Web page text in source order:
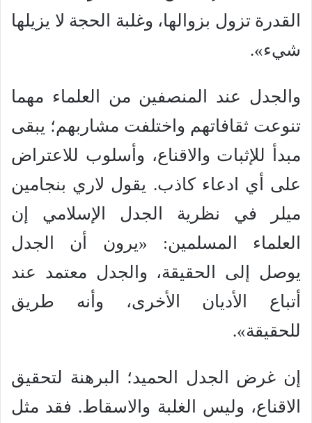
القدرة تزول بزوالها، وغلبة الحجة لا يزيلها
شيء».
والجدل عند المنصفين من العلماء مهما
تنوعت ثقافاتهم واختلفت مشاربهم؛ يبقى
مبدأ للإثبات والاقناع، وأسلوب للاعتراض
على أي ادعاء كاذب. يقول لاري بنجامين
ميلر في نظرية الجدل الإسلامي إن
العلماء المسلمين: «يرون أن الجدل
يوصل إلى الحقيقة، والجدل معتمد عند
أتباع الأديان الأخرى، وأنه طريق
للحقيقة».
إن غرض الجدل الحميد؛ البرهنة لتحقيق
الاقناع، وليس الغلبة والاسقاط. فقد مثل